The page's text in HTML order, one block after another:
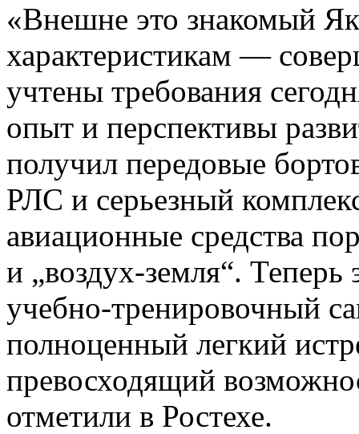
«Внешне это знакомый
характеристикам —
учтены требования
опыт и перспективы
получил передовые
РЛС и серьезный
авиационные средства
и „воздух-земля“.
учебно-тренировочный
полноценный легкий
превосходящий
отметили в Ростехе.